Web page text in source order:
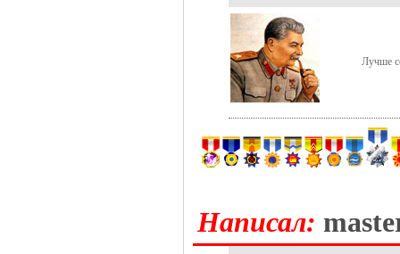
Лучше
Hаписал: